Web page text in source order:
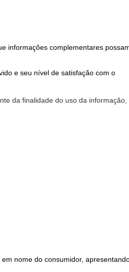
informações complementares
e seu nível de satisfação com o
da finalidade do uso da informação,
nome do consumidor,